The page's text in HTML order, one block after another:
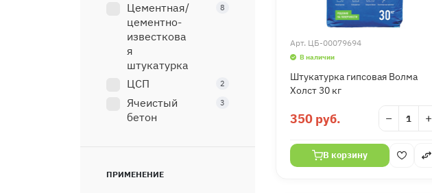
Цементная/
цементно-
известкова
я
штукатурка
8
ЦСП 2
Ячеистый
бетон
3
ПРИМЕНЕНИЕ
Арт. ЦБ-00079694
В наличии
Штукатурка гипсовая Волма
Холст 30 кг
350 руб. − +
В корзину